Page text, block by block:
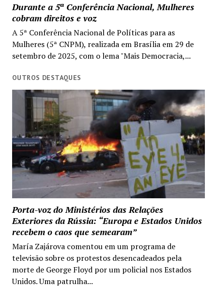
Durante a 5ª Conferência Nacional, Mulheres
cobram direitos e voz
A 5ª Conferência Nacional de Políticas para as
Mulheres (5ª CNPM), realizada em Brasília em 29 de
setembro de 2025, com o lema "Mais Democracia,...
OUTROS DESTAQUES
Porta-voz do Ministérios das Relações
Exteriores da Rússia: “Europa e Estados Unidos
recebem o caos que semearam”
María Zajárova comentou em um programa de
televisão sobre os protestos desencadeados pela
morte de George Floyd por um policial nos Estados
Unidos. Uma patrulha...